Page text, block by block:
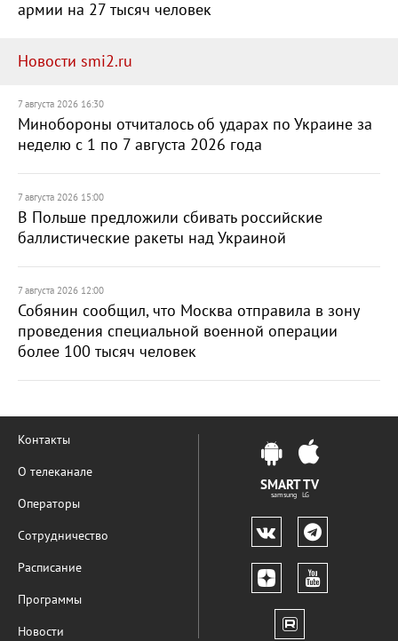
армии на 27 тысяч человек
Новости smi2.ru
7 августа 2026 16:30
Минобороны отчиталось об ударах по Украине за
неделю с 1 по 7 августа 2026 года
7 августа 2026 15:00
В Польше предложили сбивать российские
баллистические ракеты над Украиной
7 августа 2026 12:00
Собянин сообщил, что Москва отправила в зону
проведения специальной военной операции
более 100 тысяч человек
Контакты
О телеканале
Операторы
Сотрудничество
Расписание
Программы
Новости
SMART TV
samsung LG